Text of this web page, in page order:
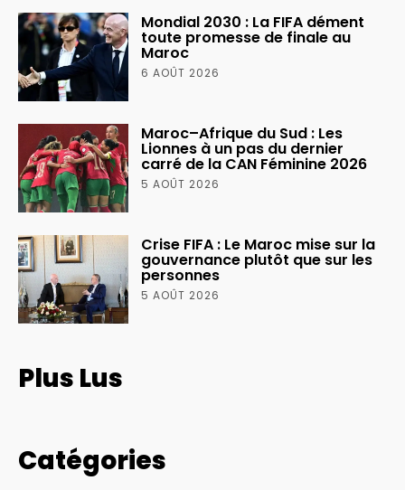
Mondial 2030 : La FIFA dément
toute promesse de finale au
Maroc
6 AOÛT 2026
Maroc–Afrique du Sud : Les
Lionnes à un pas du dernier
carré de la CAN Féminine 2026
5 AOÛT 2026
Crise FIFA : Le Maroc mise sur la
gouvernance plutôt que sur les
personnes
5 AOÛT 2026
Plus Lus
Catégories